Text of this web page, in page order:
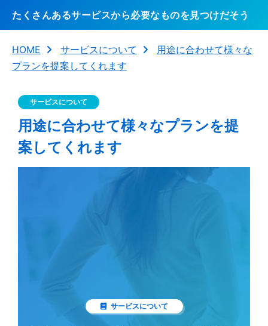
たくさんあるサービスから必要なものを見つけだそう
HOME サービスについて
用途に合わせて様々な
プランを提案してくれます
サービスについて
用途に合わせて様々なプランを提
案してくれます
サービスについて